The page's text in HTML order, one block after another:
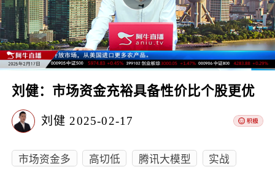
刘健：市场资金充裕具备性价比个股更优
刘健 2025-02-17
市场资金多 高切低 腾讯大模型
实战